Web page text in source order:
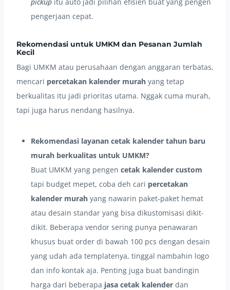
pengerjaan cepat.
Rekomendasi untuk UMKM dan Pesanan Jumlah
Kecil
Bagi UMKM atau perusahaan dengan anggaran terbatas,
mencari percetakan kalender murah yang tetap
berkualitas itu jadi prioritas utama. Nggak cuma murah,
tapi juga harus nendang hasilnya.
Rekomendasi layanan cetak kalender tahun baru
murah berkualitas untuk UMKM?
Buat UMKM yang pengen cetak kalender custom
tapi budget mepet, coba deh cari percetakan
kalender murah yang nawarin paket-paket hemat
atau desain standar yang bisa dikustomisasi dikit-
dikit. Beberapa vendor sering punya penawaran
khusus buat order di bawah 100 pcs dengan desain
yang udah ada templatenya, tinggal nambahin logo
dan info kontak aja. Penting juga buat bandingin
harga dari beberapa jasa cetak kalender dan